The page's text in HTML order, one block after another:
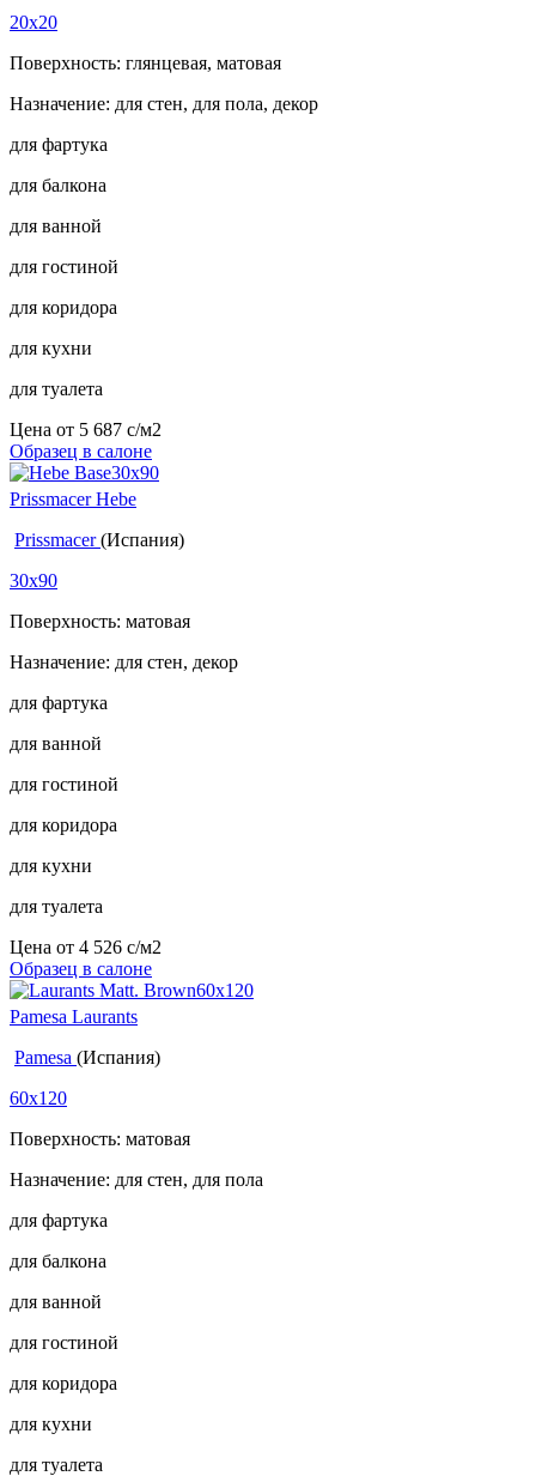
20x20
Поверхность: глянцевая, матовая
Назначение: для стен, для пола, декор
для фартука
для балкона
для ванной
для гостиной
для коридора
для кухни
для туалета
Цена от 5 687 c/м2
Образец в салоне
Prissmacer Hebe
Prissmacer(Испания)
30x90
Поверхность: матовая
Назначение: для стен, декор
для фартука
для ванной
для гостиной
для коридора
для кухни
для туалета
Цена от 4 526 c/м2
Образец в салоне
Pamesa Laurants
Pamesa (Испания)
60x120
Поверхность: матовая
Назначение: для стен, для пола
для фартука
для балкона
для ванной
для гостиной
для коридора
для кухни
для туалета